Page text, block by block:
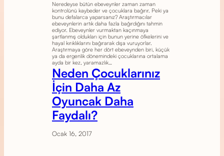
Neredeyse bütün ebeveynler zaman zaman
kontrolünü kaybeder ve çocuklara bağırır. Peki ya
bunu defalarca yaparsanız? Araştırmacılar
ebeveynlerin artık daha fazla bağırdığını tahmin
ediyor. Ebeveynler vurmaktan kaçınmaya
şartlanmış oldukları için bunun yerine öfkelerini ve
hayal kırıklıklarını bağırarak dışa vuruyorlar.
Araştırmaya göre her dört ebeveynden biri, küçük
ya da ergenlik dönemindeki çocuklarına ortalama
ayda bir kez, yaramazlık…
Neden Çocuklarınız
İçin Daha Az
Oyuncak Daha
Faydalı?
Ocak 16, 2017